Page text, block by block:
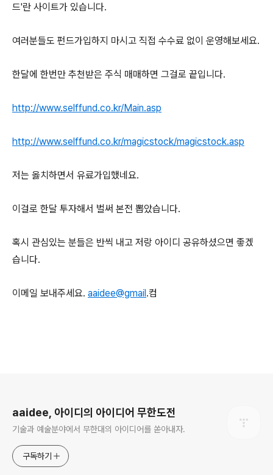
드'란 사이트가 있습니다.
여러분들도 펀드가입하지 마시고 직접 수수료 없이 운영해보세요.
한달에 한번만 추천받은 주식 매매하면 그걸로 끝입니다.
http://www.selffund.co.kr/Main.asp
http://www.selffund.co.kr/magicstock/magicstock.asp
저는 옳치하면서 유료가입했네요.
이걸로 한달 투자해서 벌써 본전 뽑았습니다.
혹시 관심있는 분들은 반씩 내고 저랑 아이디 공유하셨으면 좋겠
습니다.
이메일 보내주세요. aaidee@gmail.컴
aaidee, 아이디의 아이디어 무한도전
기술과 예술분야에서 무한대의 아이디어를 쏟아내자.
구독하기